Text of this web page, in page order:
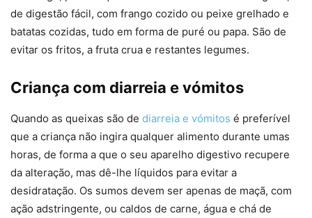
de digestão fácil, com frango cozido ou peixe grelhado e
batatas cozidas, tudo em forma de puré ou papa. São de
evitar os fritos, a fruta crua e restantes legumes.
Criança com diarreia e vómitos
Quando as queixas são de diarreia e vómitos é preferível
que a criança não ingira qualquer alimento durante umas
horas, de forma a que o seu aparelho digestivo recupere
da alteração, mas dê-lhe líquidos para evitar a
desidratação. Os sumos devem ser apenas de maçã, com
ação adstringente, ou caldos de carne, água e chá de